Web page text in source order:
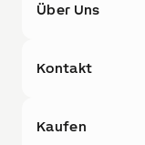
Über Uns
Kontakt
Kaufen